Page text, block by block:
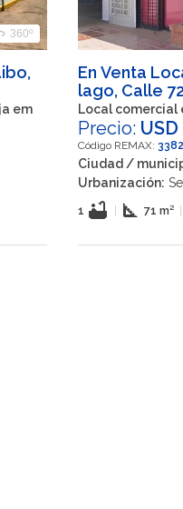
360º
em
En Venta
lago, Calle
Local comercial
Precio:
Código REMAX:
Ciudad /
Urbanización:
1 bathtub | square_foot 71 m² |